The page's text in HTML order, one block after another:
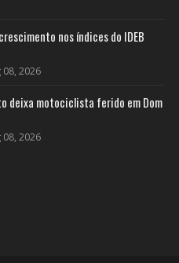
nos índices do IDEB
08, 2026
deixa motociclista ferido em Dom
08, 2026